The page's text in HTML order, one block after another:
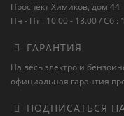
Проспект Химиков, дом 44
Пн - Пт : 10.00 - 18.00 / Сб :
ГАРАНТИЯ
На весь электро и
официальная гарантия
ПОДПИСАТЬСЯ